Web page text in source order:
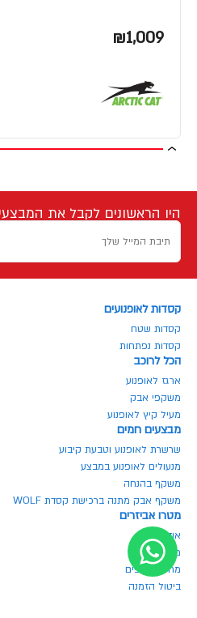
₪1,009
היו הראשונים לקבל את
קסדות לאופנועים
קסדות שטח
קסדות נפתחות
הכל לרוכב
ארגז לאופנוע
משקפי אבק
מעיל קיץ לאופנוע
מבצעים חמים
שרשרת לאופנוע וטבעת קיבוע
מנעולים לאופנוע במבצע
משקף בהנחה
משקף אבק מתנה ברכישת קסדת WOLF
מטרו אביזרים
אודותינו
מגזין מטרו
מחירון חלפים
ביטול הזמנה